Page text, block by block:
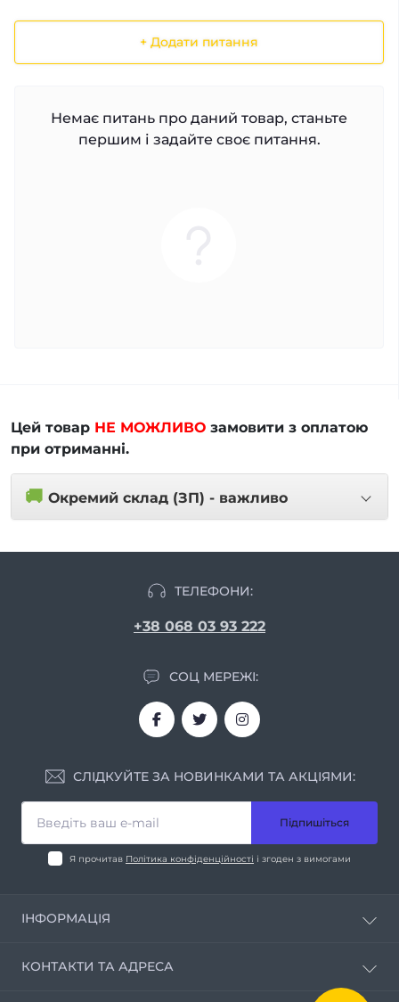
+ Додати питання
Немає питань про даний товар, станьте
першим і задайте своє питання.
Цей товар НЕ МОЖЛИВО замовити з оплатою
при отриманні.
🚚 Окремий склад (ЗП) - важливо
ТЕЛЕФОНИ:
+38 068 03 93 222
СОЦ МЕРЕЖІ:
СЛІДКУЙТЕ ЗА НОВИНКАМИ ТА АКЦІЯМИ:
Підпишіться
Я прочитав Політика конфіденційності і згоден з вимогами
ІНФОРМАЦІЯ
Умови співпраці
КОНТАКТИ ТА АДРЕСА